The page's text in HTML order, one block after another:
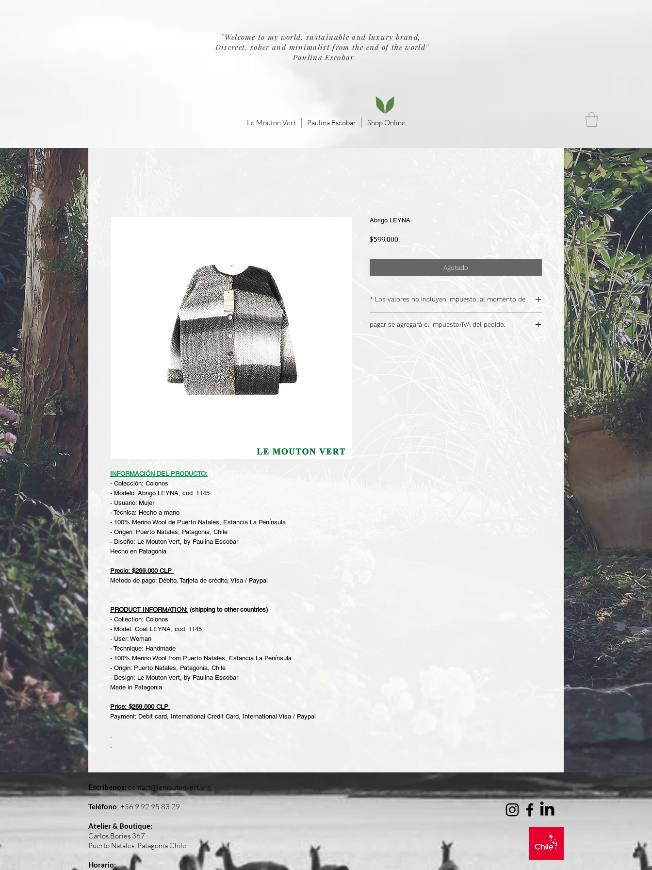
¨Welcome to my world, sustainable and luxury brand,
Discreet, sober and minimalist from the end of the world¨
Paulina Escobar
Le Mouton Vert Paulina Escobar Shop Online
INFORMACIÓN DEL PRODUCTO:
- Colección: Colonos
- Modelo: Abrigo LEYNA, cod. 1145
- Usuario: Mujer
- Técnica: Hecho a mano
- 100% Merino Wool de Puerto Natales, Estancia La Península
- Origen: Puerto Natales, Patagonia, Chile
- Diseño: Le Mouton Vert, by Paulina Escobar
Hecho en Patagonia
Precio: $269.000 CLP
Método de pago: Débito, Tarjeta de crédito, Visa / Paypal
PRODUCT INFORMATION: (shipping to other countries)
- Collection: Colonos
- Model: Coat LEYNA, cod. 1145
- User: Woman
- Technique: Handmade
- 100% Merino Wool from Puerto Natales, Estancia La Península
- Origin: Puerto Natales, Patagonia, Chile
- Design: Le Mouton Vert, by Paulina Escobar
Made in Patagonia
Price: $269.000 CLP
Payment: Debit card, International Credit Card, International Visa / Paypal
Abrigo LEYNA
$599.000Precio
Agotado
* Los valores no incluyen impuesto, al momento de
pagar se agregará el impuesto/IVA del pedido.
Escríbenos: contact@lemoutonvert.org
Teléfono: +56 9 92 95 83 29
Atelier & Boutique:
Carlos Bories 367
Puerto Natales, Patagonia Chile
Horario: